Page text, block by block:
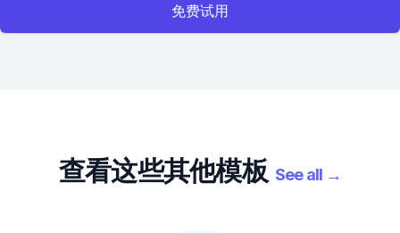
免费试用
查看这些其他模板 See all →